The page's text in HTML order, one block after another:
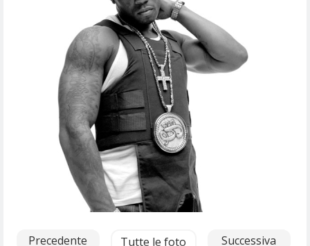
Precedente Tutte le foto Successiva